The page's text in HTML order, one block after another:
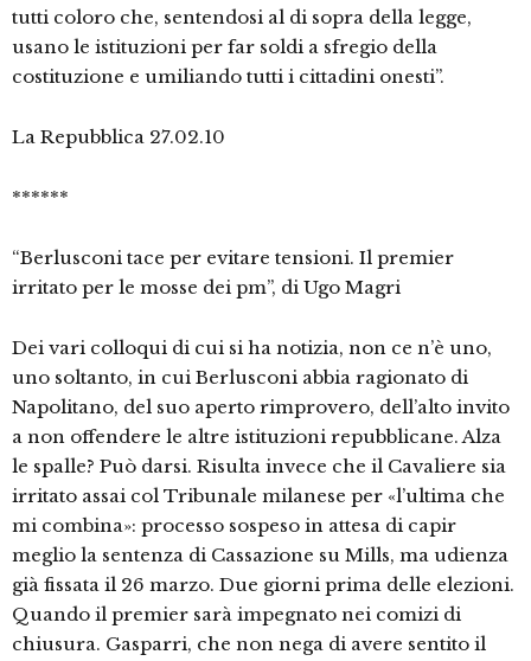
tutti coloro che, sentendosi al di sopra della legge,
usano le istituzioni per far soldi a sfregio della
costituzione e umiliando tutti i cittadini onesti”.
La Repubblica 27.02.10
******
“Berlusconi tace per evitare tensioni. Il premier
irritato per le mosse dei pm”, di Ugo Magri
Dei vari colloqui di cui si ha notizia, non ce n’è uno,
uno soltanto, in cui Berlusconi abbia ragionato di
Napolitano, del suo aperto rimprovero, dell’alto invito
a non offendere le altre istituzioni repubblicane. Alza
le spalle? Può darsi. Risulta invece che il Cavaliere sia
irritato assai col Tribunale milanese per «l’ultima che
mi combina»: processo sospeso in attesa di capir
meglio la sentenza di Cassazione su Mills, ma udienza
già fissata il 26 marzo. Due giorni prima delle elezioni.
Quando il premier sarà impegnato nei comizi di
chiusura. Gasparri, che non nega di avere sentito il